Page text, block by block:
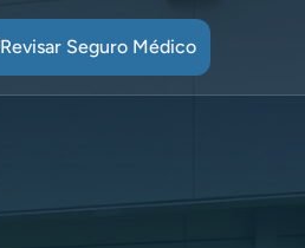
Revisar Seguro Médico